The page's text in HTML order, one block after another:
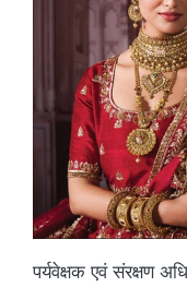
पर्यवेक्षक एवं संरक्षण